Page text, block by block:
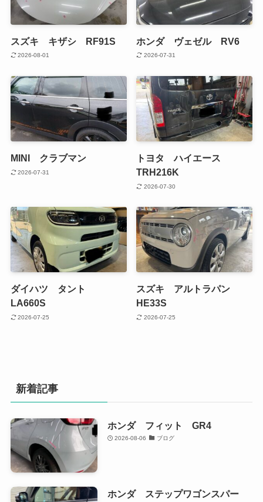
スズキ キザシ RF91S
2026-08-01
ホンダ ヴェゼル RV6
2026-07-31
MINI クラブマン
2026-07-31
トヨタ ハイエース
TRH216K
2026-07-30
ダイハツ タント
LA660S
2026-07-25
スズキ アルトラパン
HE33S
2026-07-25
新着記事
ホンダ フィット GR4
2026-08-06 ブログ
ホンダ ステップワゴンスパー